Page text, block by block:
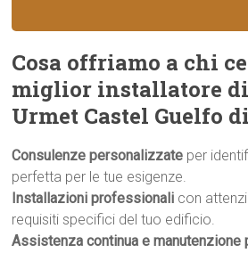
Cosa offriamo a chi
miglior installatore
Urmet Castel Guelfo
Consulenze personalizzate per
perfetta per le tue esigenze.
Installazioni professionali con
requisiti specifici del tuo edificio.
Assistenza continua e manutenzione